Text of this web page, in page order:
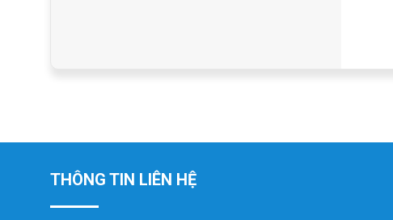
THÔNG TIN LIÊN HỆ